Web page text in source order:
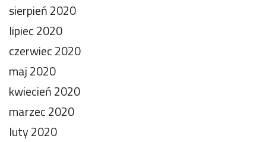
sierpień 2020
lipiec 2020
czerwiec 2020
maj 2020
kwiecień 2020
marzec 2020
luty 2020